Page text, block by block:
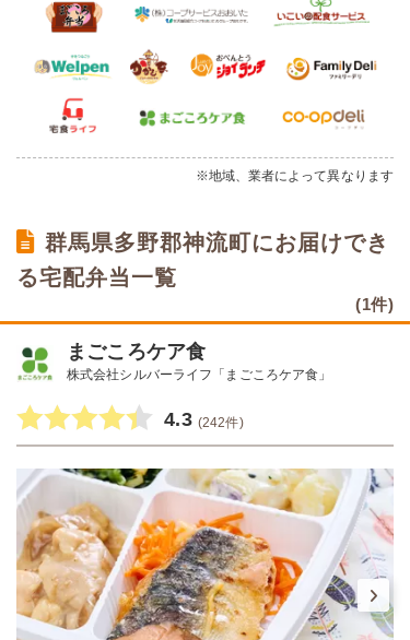
※地域、業者によって異なります
群馬県多野郡神流町にお届けでき
る宅配弁当一覧
(1件)
まごころケア食
株式会社シルバーライフ「まごころケア食」
4.3 (242件)